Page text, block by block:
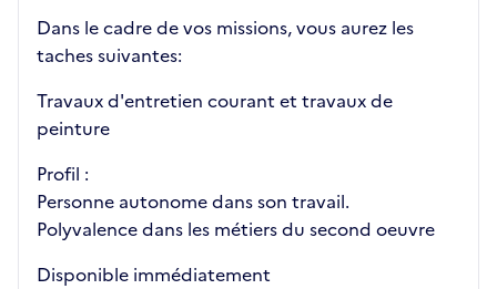
Dans le cadre de vos missions, vous aurez les
taches suivantes:
Travaux d'entretien courant et travaux de
peinture
Profil :
Personne autonome dans son travail.
Polyvalence dans les métiers du second oeuvre
Disponible immédiatement